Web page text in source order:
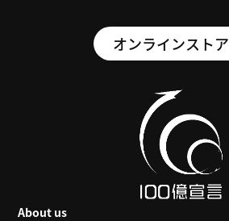
オンラインストア
About us